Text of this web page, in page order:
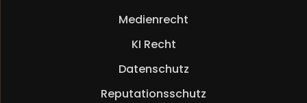
Medienrecht
KI Recht
Datenschutz
Reputationsschutz